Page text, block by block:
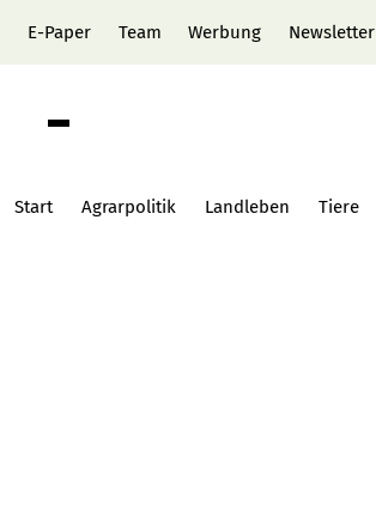
E-Paper Team Werbung Newsletter
Start Agrarpolitik Landleben Tiere